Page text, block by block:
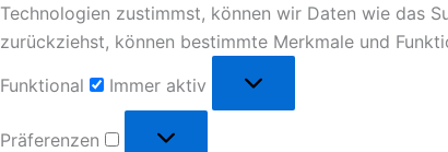
Technologien zustimmst, können wir Daten wie das
zurückziehst, können bestimmte Merkmale und
Funktional
Immer aktiv
Präferenzen